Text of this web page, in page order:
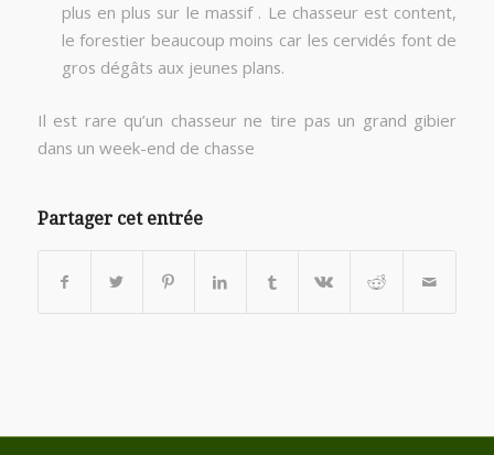
plus en plus sur le massif . Le chasseur est content,
le forestier beaucoup moins car les cervidés font de
gros dégâts aux jeunes plans.
Il est rare qu’un chasseur ne tire pas un grand gibier
dans un week-end de chasse
Partager cet entrée